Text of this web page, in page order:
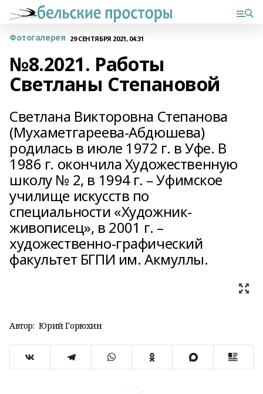
Фотогалерея 29 СЕНТЯБРЯ 2021, 04:31
№8.2021. Работы
Светланы Степановой
Светлана Викторовна Степанова
(Мухаметгареева-Абдюшева)
родилась в июле 1972 г. в Уфе. В
1986 г. окончила Художественную
школу № 2, в 1994 г. – Уфимское
училище искусств по
специальности «Художник-
живописец», в 2001 г. –
художественно-графический
факультет БГПИ им. Акмуллы.
Автор: Юрий Горюхин